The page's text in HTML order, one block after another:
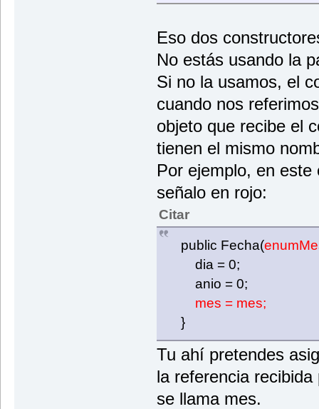
Eso dos
No estás usando la
Si no la usamos, el
cuando nos
objeto que recibe el
tienen el mismo
Por ejemplo, en
señalo en rojo:
Citar
public Fecha(
dia = 0;
anio = 0;
mes = mes;
}
Tu ahí pretendes
la referencia
se llama mes.